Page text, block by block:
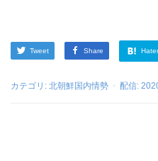
Tweet Share
カテゴリ: 北朝鮮国内情勢 配信: